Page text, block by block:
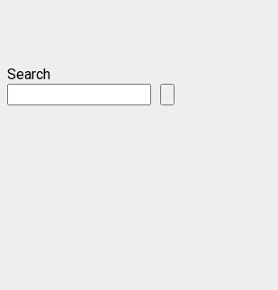
Search